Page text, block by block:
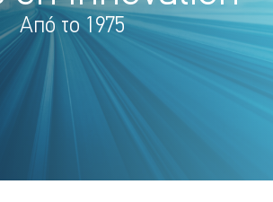
Από το 1975